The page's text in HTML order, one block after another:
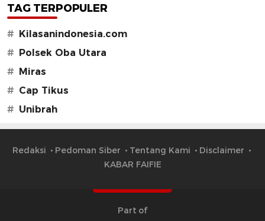
TAG TERPOPULER
# Kilasanindonesia.com
# Polsek Oba Utara
# Miras
# Cap Tikus
# Unibrah
Redaksi Pedoman Siber Tentang Kami
Disclaimer
KABAR FAIFIE
Part of